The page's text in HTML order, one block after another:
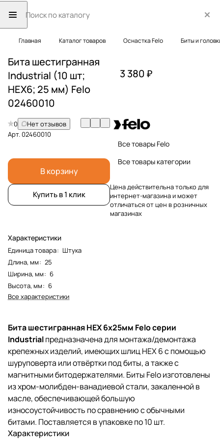
Главная Каталог товаров Оснастка Felo Биты и
Бита шестигранная
Industrial (10 шт;
HEX6; 25 мм) Felo
02460010
0
Нет отзывов
Арт.02460010
В корзину
Купить в 1 клик
Характеристики
Единица товара: Штука
Длина, мм: 25
Ширина, мм: 6
Высота, мм: 6
Все характеристики
3 380 ₽
Все товары Felo
Все товары категории
Цена действительна только для
интернет-магазина и может
отличаться от цен в розничных
магазинах
Бита шестигранная HEX 6x25мм Felo серии
Industrialпредназначена для монтажа/демонтажа
крепежных изделий, имеющих шлиц HEX 6 с помощью
шуруповерта или отвёртки под биты, а также с
магнитными битодержателями. Биты Felo изготовлены
из хром-молибден-ванадиевой стали, закаленной в
масле, обеспечивающей большую
износоустойчивость по сравнению с обычными
битами. Поставляется в упаковке по 10 шт.
Характеристики